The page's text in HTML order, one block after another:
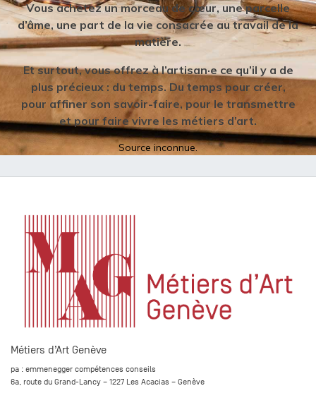
Vous achetez un morceau de cœur, une parcelle
d’âme, une part de la vie consacrée au travail de la
matière.
Et surtout, vous offrez à l’artisan·e ce qu’il y a de
plus précieux : du temps. Du temps pour créer,
pour affiner son savoir-faire, pour le transmettre
et pour faire vivre les métiers d’art.
Source inconnue.
Métiers d’Art Genève
pa : emmenegger compétences conseils
6a, route du Grand-Lancy – 1227 Les Acacias – Genève